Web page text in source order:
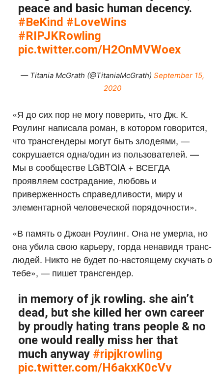
peace and basic human decency.
#BeKind #LoveWins
#RIPJKRowling
pic.twitter.com/H2OnMVWoex
— Titania McGrath (@TitaniaMcGrath) September 15,
2020
«Я до сих пор не могу поверить, что Дж. К.
Роулинг написала роман, в котором говорится,
что трансгендеры могут быть злодеями, —
сокрушается одна/один из пользователей. —
Мы в сообществе LGBTQIA + ВСЕГДА
проявляем сострадание, любовь и
приверженность справедливости, миру и
элементарной человеческой порядочности».
«В память о Джоан Роулинг. Она не умерла, но
она убила свою карьеру, горда ненавидя транс-
людей. Никто не будет по-настоящему скучать о
тебе», — пишет трансгендер.
in memory of jk rowling. she ain’t
dead, but she killed her own career
by proudly hating trans people & no
one would really miss her that
much anyway #ripjkrowling
pic.twitter.com/H6akxK0cVv